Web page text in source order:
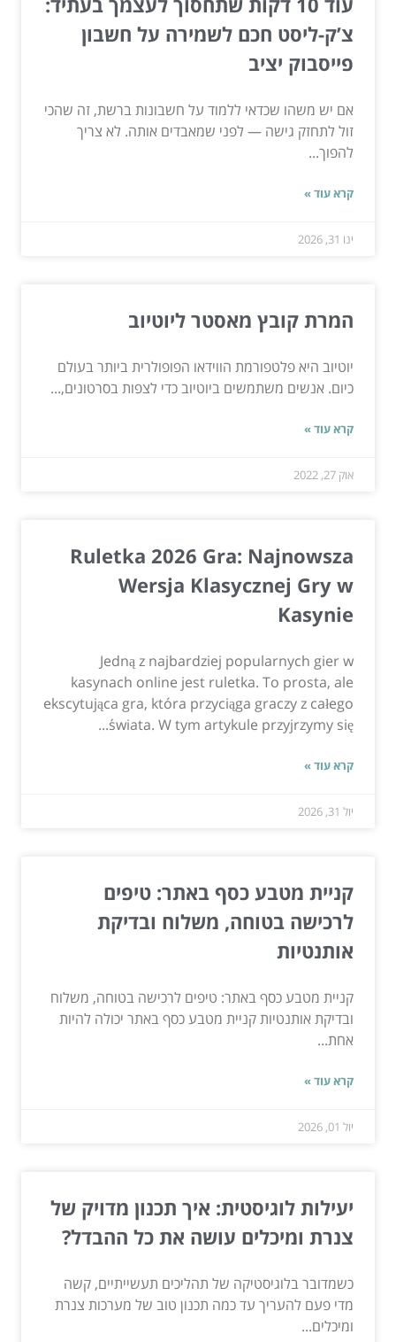
צ’ק-ליסט חכם לשמירה על חשבון
פייסבוק יציב
אם יש משהו שכדאי ללמוד על חשבונות ברשת, זה שהכי
זול לתחזק גישה — לפני שמאבדים אותה. לא צריך
להפוך...
קרא עוד »
ינו 31, 2026
המרת קובץ מאסטר ליוטיוב
יוטיוב היא פלטפורמת הווידאו הפופולרית ביותר בעולם
כיום. אנשים משתמשים ביוטיוב כדי לצפות בסרטונים,...
קרא עוד »
אוק 27, 2022
Ruletka 2026 Gra: Najnowsza
Wersja Klasycznej Gry w
Kasynie
Jedną z najbardziej popularnych gier w
kasynach online jest ruletka. To prosta, ale
ekscytująca gra, która przyciąga graczy z całego
świata. W tym artykule przyjrzymy się...
קרא עוד »
יול 31, 2026
קניית מטבע כסף באתר: טיפים
לרכישה בטוחה, משלוח ובדיקת
אותנטיות
קניית מטבע כסף באתר: טיפים לרכישה בטוחה, משלוח
ובדיקת אותנטיות קניית מטבע כסף באתר יכולה להיות
אחת...
קרא עוד »
יול 01, 2026
יעילות לוגיסטית: איך תכנון מדויק של
צנרת ומיכלים עושה את כל ההבדל?
כשמדובר בלוגיסטיקה של תהליכים תעשייתיים, קשה
מדי פעם להעריך עד כמה תכנון טוב של מערכות צנרת
ומיכלים...